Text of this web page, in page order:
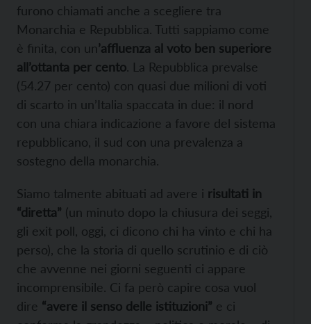
furono chiamati anche a scegliere tra
Monarchia e Repubblica. Tutti sappiamo come
è finita, con un’affluenza al voto ben superiore
all’ottanta per cento. La Repubblica prevalse
(54.27 per cento) con quasi due milioni di voti
di scarto in un’Italia spaccata in due: il nord
con una chiara indicazione a favore del sistema
repubblicano, il sud con una prevalenza a
sostegno della monarchia.
Siamo talmente abituati ad avere i risultati in
“diretta” (un minuto dopo la chiusura dei seggi,
gli exit poll, oggi, ci dicono chi ha vinto e chi ha
perso), che la storia di quello scrutinio e di ciò
che avvenne nei giorni seguenti ci appare
incomprensibile. Ci fa però capire cosa vuol
dire “avere il senso delle istituzioni” e ci